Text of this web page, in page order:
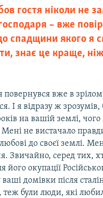
гостя ніколи не
– вже
спадщини якого я
знає це краще,
вже в
І я відразу ж зрозумів,
на вашій землі, чого
Мені не вистачало
до своєї землі.
Звичайно, серед тих,
його окупації
домівки після
теж були люди, які